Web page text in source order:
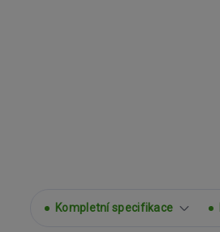
Kompletní specifikace